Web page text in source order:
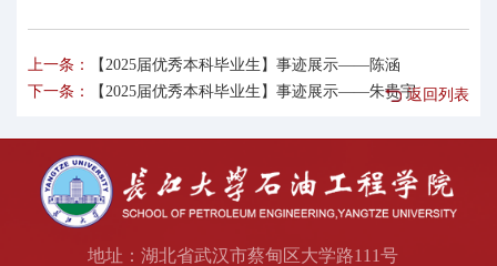
上一条：
【2025届优秀本科毕业生】事迹展示——陈涵
下一条：
【2025届优秀本科毕业生】事迹展示——朱贵宇返回列表
地址：湖北省武汉市蔡甸区大学路111号